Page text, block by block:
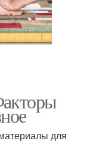
для